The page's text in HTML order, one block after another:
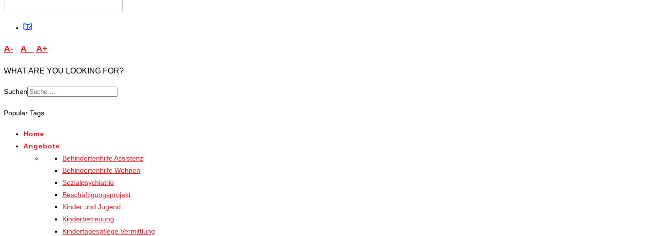
A- A A+
WHAT ARE YOU LOOKING FOR?
Suchen
for results.
Popular Tags
Home
Angebote
Behindertenhilfe Assistenz
Behindertenhilfe Wohnen
Sozialpsychiatrie
Beschäftigungsprojekt
Kinder und Jugend
Kinderbetreuung
Kindertagespflege Vermittlung